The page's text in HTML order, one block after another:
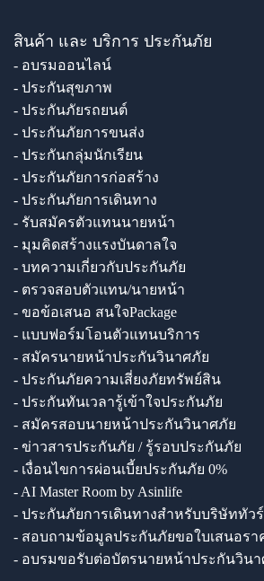
สินค้า และ บริการ ประกันภัย
- อบรมออนไลน์
- ประกันสุขภาพ
- ประกันภัยรถยนต์
- ประกันภัยการขนส่ง
- ประกันกลุ่มนักเรียน
- ประกันภัยการก่อสร้าง
- ประกันภัยการเดินทาง
- รับสมัครตัวแทนนายหน้า
- มุมคิดสร้างแรงบันดาลใจ
- บทความเกี่ยวกับประกันภัย
- ตรวจสอบตัวแทน/นายหน้า
- ขอข้อเสนอ สนใจPackage
- แบบฟอร์มโอนตัวแทนบริการ
- สมัครนายหน้าประกันวินาศภัย
- ประกันภัยความเสี่ยงภัยทรัพย์สิน
- ประกันทันเวลารู้เข้าใจประกันภัย
- สมัครสอบนายหน้าประกันวินาศภัย
- ข่าวสารประกันภัย / รู้รอบประกันภัย
- เงื่อนไขการผ่อนเบี้ยประกันภัย 0%
- AI Master Room by Asinlife
- ประกันภัยการเดินทางสำหรับบริษัททัวร์
- สอบถามข้อมูลประกันภัยขอใบเสนอรา
- อบรมขอรับต่อบัตรนายหน้าประกันวินา